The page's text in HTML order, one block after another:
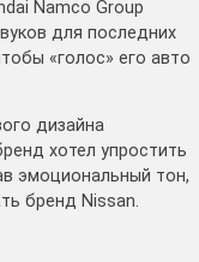
Namco Group
для последних
«голос» его авто
дизайна
хотел упростить
эмоциональный тон,
бренд Nissan.